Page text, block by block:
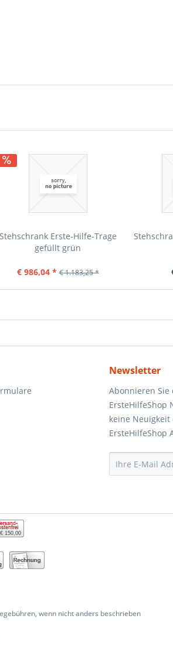
Stehschrank Erste-Hilfe-Trage
gefüllt grün
€ 986,04 * € 1.183,25 *
Newsletter
Abonnieren Sie
ErsteHilfeShop
keine
ErsteHilfeShop
150,00
wenn nicht anders beschrieben